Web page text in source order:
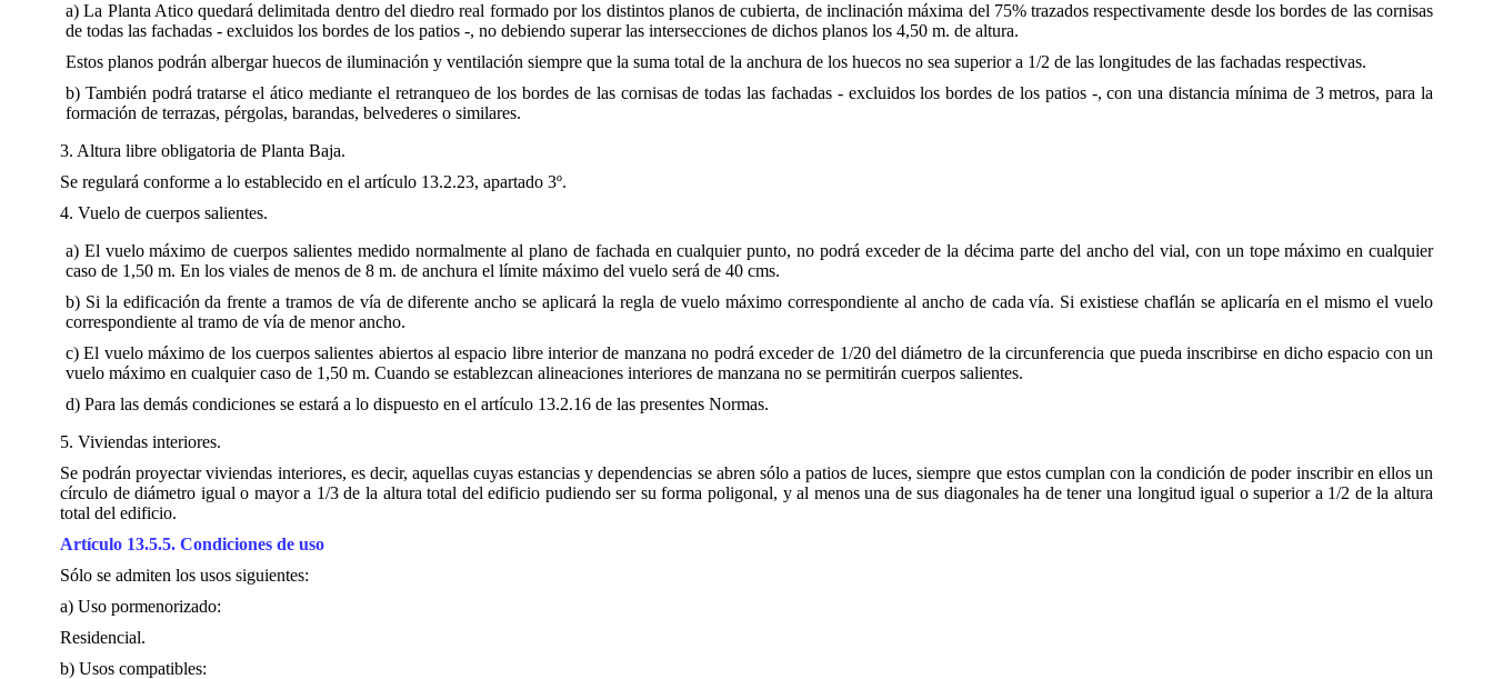
a) La Planta Atico quedará delimitada dentro del diedro real formado por los distintos planos de cubierta, de inclinación máxima del 75% trazados respectivamente desde los bordes de las cornisas
de todas las fachadas - excluidos los bordes de los patios -, no debiendo superar las intersecciones de dichos planos los 4,50 m. de altura.
Estos planos podrán albergar huecos de iluminación y ventilación siempre que la suma total de la anchura de los huecos no sea superior a 1/2 de las longitudes de las fachadas respectivas.
b) También podrá tratarse el ático mediante el retranqueo de los bordes de las cornisas de todas las fachadas - excluidos los bordes de los patios -, con una distancia mínima de 3 metros, para la
formación de terrazas, pérgolas, barandas, belvederes o similares.
3. Altura libre obligatoria de Planta Baja.
Se regulará conforme a lo establecido en el artículo 13.2.23, apartado 3º.
4. Vuelo de cuerpos salientes.
a) El vuelo máximo de cuerpos salientes medido normalmente al plano de fachada en cualquier punto, no podrá exceder de la décima parte del ancho del vial, con un tope máximo en cualquier
caso de 1,50 m. En los viales de menos de 8 m. de anchura el límite máximo del vuelo será de 40 cms.
b) Si la edificación da frente a tramos de vía de diferente ancho se aplicará la regla de vuelo máximo correspondiente al ancho de cada vía. Si existiese chaflán se aplicaría en el mismo el vuelo
correspondiente al tramo de vía de menor ancho.
c) El vuelo máximo de los cuerpos salientes abiertos al espacio libre interior de manzana no podrá exceder de 1/20 del diámetro de la circunferencia que pueda inscribirse en dicho espacio con un
vuelo máximo en cualquier caso de 1,50 m. Cuando se establezcan alineaciones interiores de manzana no se permitirán cuerpos salientes.
d) Para las demás condiciones se estará a lo dispuesto en el artículo 13.2.16 de las presentes Normas.
5. Viviendas interiores.
Se podrán proyectar viviendas interiores, es decir, aquellas cuyas estancias y dependencias se abren sólo a patios de luces, siempre que estos cumplan con la condición de poder inscribir en ellos un
círculo de diámetro igual o mayor a 1/3 de la altura total del edificio pudiendo ser su forma poligonal, y al menos una de sus diagonales ha de tener una longitud igual o superior a 1/2 de la altura
total del edificio.
Artículo 13.5.5. Condiciones de uso
Sólo se admiten los usos siguientes:
a) Uso pormenorizado:
Residencial.
b) Usos compatibles: